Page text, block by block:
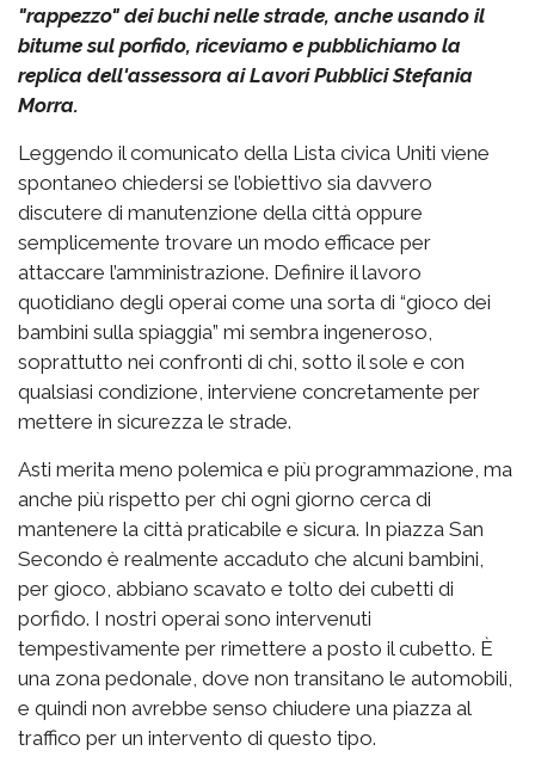
"rappezzo" dei buchi nelle strade, anche usando il
bitume sul porfido, riceviamo e pubblichiamo la
replica dell'assessora ai Lavori Pubblici Stefania
Morra.
Leggendo il comunicato della Lista civica Uniti viene
spontaneo chiedersi se l’obiettivo sia davvero
discutere di manutenzione della città oppure
semplicemente trovare un modo efficace per
attaccare l’amministrazione. Definire il lavoro
quotidiano degli operai come una sorta di “gioco dei
bambini sulla spiaggia” mi sembra ingeneroso,
soprattutto nei confronti di chi, sotto il sole e con
qualsiasi condizione, interviene concretamente per
mettere in sicurezza le strade.
Asti merita meno polemica e più programmazione, ma
anche più rispetto per chi ogni giorno cerca di
mantenere la città praticabile e sicura. In piazza San
Secondo è realmente accaduto che alcuni bambini,
per gioco, abbiano scavato e tolto dei cubetti di
porfido. I nostri operai sono intervenuti
tempestivamente per rimettere a posto il cubetto. È
una zona pedonale, dove non transitano le automobili,
e quindi non avrebbe senso chiudere una piazza al
traffico per un intervento di questo tipo.